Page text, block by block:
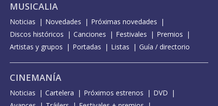
MUSICALIA
Noticias Novedades
Próximas novedades
Discos históricos
Canciones Festivales
Premios
Artistas y grupos
Portadas Listas Guía / directorio
CINEMANÍA
Noticias Cartelera Próximos estrenos
DVD